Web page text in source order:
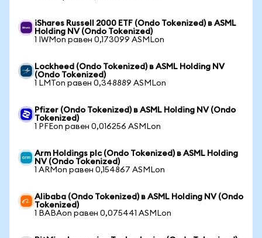
iShares Russell 2000 ETF (Ondo Tokenized) в ASML
Holding NV (Ondo Tokenized)
1 IWMon равен 0,173099 ASMLon
Lockheed (Ondo Tokenized) в ASML Holding NV
(Ondo Tokenized)
1 LMTon равен 0,348889 ASMLon
Pfizer (Ondo Tokenized) в ASML Holding NV (Ondo
Tokenized)
1 PFEon равен 0,016256 ASMLon
Arm Holdings plc (Ondo Tokenized) в ASML Holding
NV (Ondo Tokenized)
1 ARMon равен 0,154867 ASMLon
Alibaba (Ondo Tokenized) в ASML Holding NV (Ondo
Tokenized)
1 BABAon равен 0,075441 ASMLon